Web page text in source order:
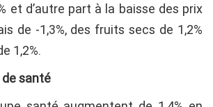
et d’autre part à la baisse des prix
de -1,3%, des fruits secs de 1,2%
1,2%.
de santé